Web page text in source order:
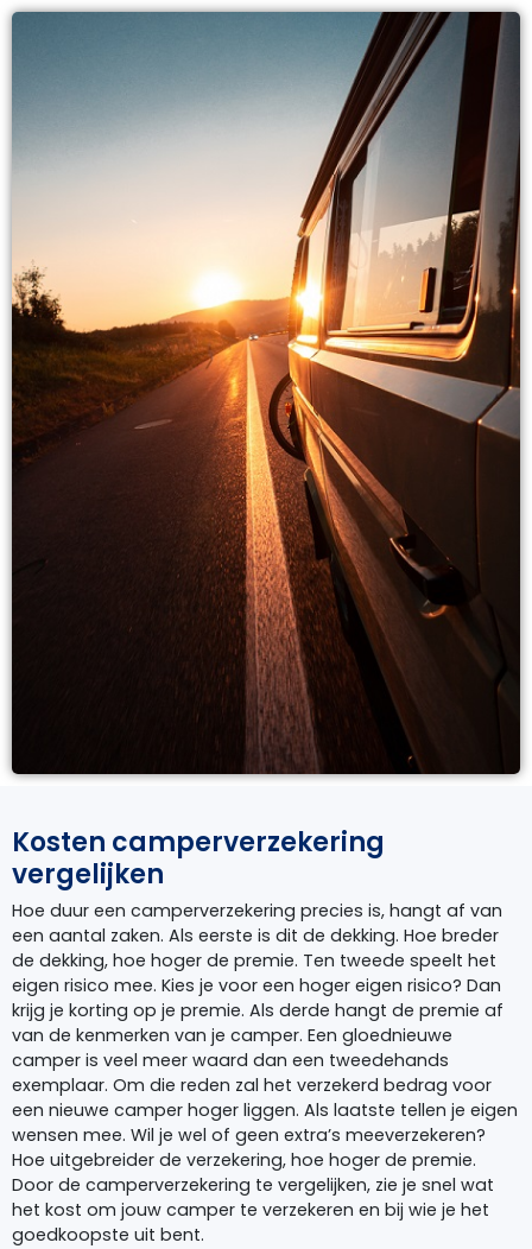
Kosten camperverzekering
vergelijken
Hoe duur een camperverzekering precies is, hangt af van
een aantal zaken. Als eerste is dit de dekking. Hoe breder
de dekking, hoe hoger de premie. Ten tweede speelt het
eigen risico mee. Kies je voor een hoger eigen risico? Dan
krijg je korting op je premie. Als derde hangt de premie af
van de kenmerken van je camper. Een gloednieuwe
camper is veel meer waard dan een tweedehands
exemplaar. Om die reden zal het verzekerd bedrag voor
een nieuwe camper hoger liggen. Als laatste tellen je eigen
wensen mee. Wil je wel of geen extra’s meeverzekeren?
Hoe uitgebreider de verzekering, hoe hoger de premie.
Door de camperverzekering te vergelijken, zie je snel wat
het kost om jouw camper te verzekeren en bij wie je het
goedkoopste uit bent.